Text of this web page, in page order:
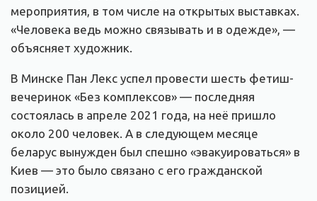
мероприятия, в том числе на открытых выставках.
«Человека ведь можно связывать и в одежде», —
объясняет художник.
В Минске Пан Лекс успел провести шесть фетиш-
вечеринок «Без комплексов» — последняя
состоялась в апреле 2021 года, на неё пришло
около 200 человек. А в следующем месяце
беларус вынужден был спешно «эвакуироваться» в
Киев — это было связано с его гражданской
позицией.